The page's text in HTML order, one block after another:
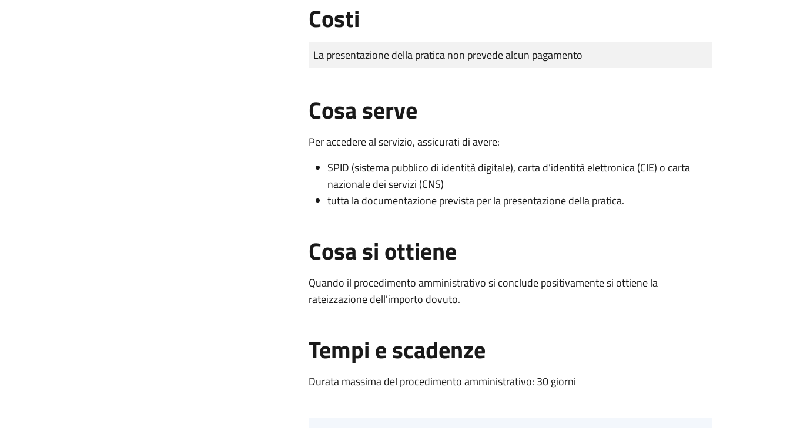
Costi
Tipo di pagamento
Importo
La presentazione della pratica non prevede alcun pagamento
Cosa serve
Per accedere al servizio, assicurati di avere:
SPID (sistema pubblico di identità digitale), carta d’identità elettronica (CIE) o carta
nazionale dei servizi (CNS)
tutta la documentazione prevista per la presentazione della pratica.
Cosa si ottiene
Quando il procedimento amministrativo si conclude positivamente si ottiene la
rateizzazione dell'importo dovuto.
Tempi e scadenze
Durata massima del procedimento amministrativo: 30 giorni